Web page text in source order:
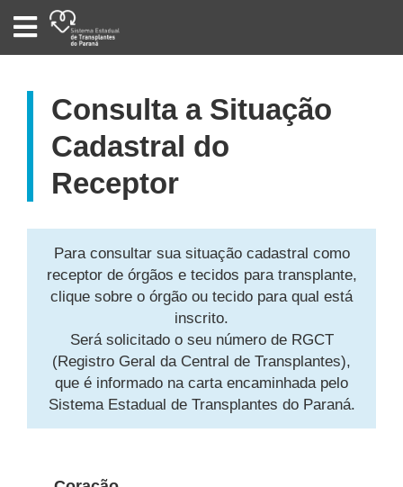
SISTEMA
ESTADUAL
TRANSPLANTES
Consulta a Situação
Cadastral do
Receptor
Para consultar sua situação cadastral como
receptor de órgãos e tecidos para transplante,
clique sobre o órgão ou tecido para qual está
inscrito.
Será solicitado o seu número de RGCT
(Registro Geral da Central de Transplantes),
que é informado na carta encaminhada pelo
Sistema Estadual de Transplantes do Paraná.